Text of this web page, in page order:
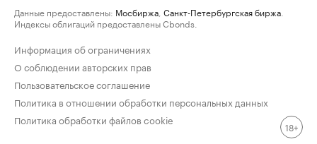
Данные предоставлены: Мосбиржа Санкт-Петербургская биржа
Индексы облигаций предоставлены Cbonds.
Информация об ограничениях
О соблюдении авторских прав
Пользовательское соглашение
Политика в отношении обработки персональных данных
Политика обработки файлов cookie
18+